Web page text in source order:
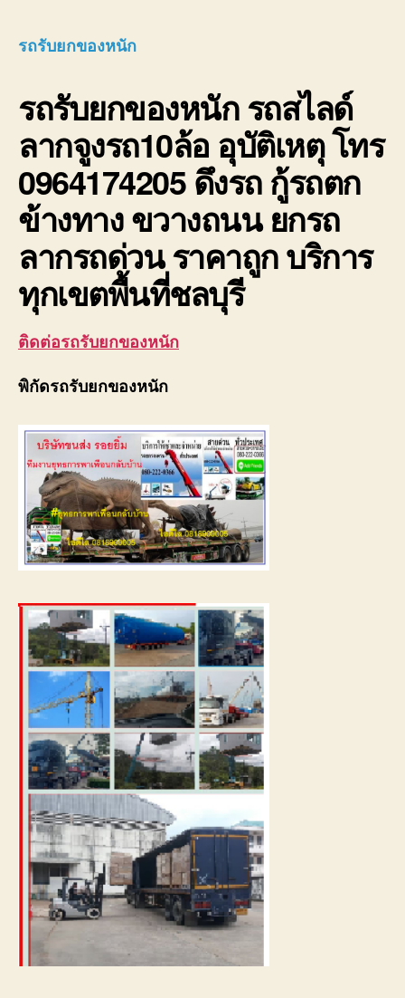
ติด
เครน
รถรับยกของหนัก
รถรับยกของหนักรถสไลด์
ลากจูงรถ10ล้อ อุบัติเหตุ โทร
0964174205 ดึงรถ กู้รถตก
ข้างทาง ขวางถนน ยกรถ
ลากรถด่วน ราคาถูก บริการ
ทุกเขตพื้นที่ชลบุรี
ติดต่อรถรับยกของหนัก
พิกัดรถรับยกของหนัก